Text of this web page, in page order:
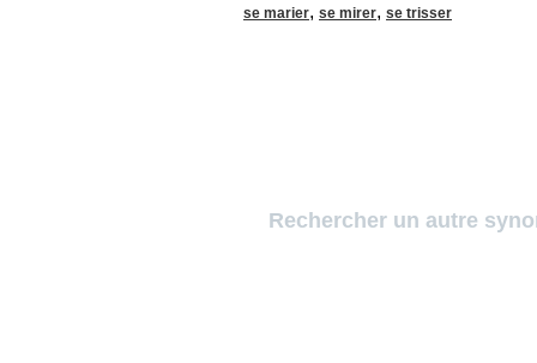
se marier, se mirer, se trisser
Rechercher un autre